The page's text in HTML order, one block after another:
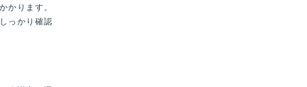
かります。
っかり確認